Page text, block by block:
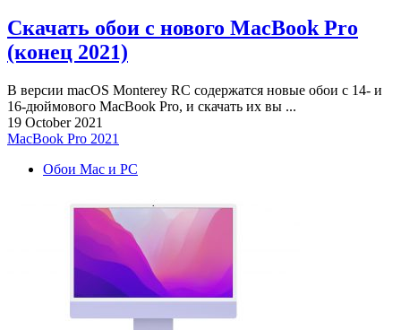
Скачать обои с нового MacBook Pro
(конец 2021)
В версии macOS Monterey RC содержатся новые обои с 14- и
16-дюймового MacBook Pro, и скачать их вы ...
19 October 2021
MacBook Pro 2021
Обои Mac и PC